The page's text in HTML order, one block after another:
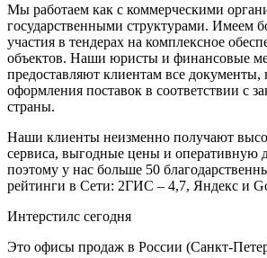
Мы работаем как с коммерческими
государственными структурами. Имеем
участия в тендерах на комплексное
объектов. Наши юристы и финансовые
предоставляют клиентам все документы,
оформления поставок в соответствии с
страны.
Наши клиенты неизменно получают
сервиса, выгодные цены и оперативную
поэтому у нас больше 50
рейтинги в Сети: 2ГИС – 4,7, Яндекс и
Интерстилс сегодня
Это офисы продаж в России (Санкт-